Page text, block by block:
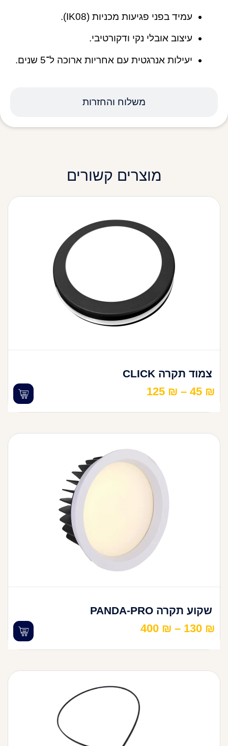
משלוח והחזרות
עמיד בפני פגיעות מכניות (IK08).
עיצוב אובלי נקי ודקורטיבי.
יעילות אנרגטית עם אחריות ארוכה ל־5 שנים.
מוצרים קשורים
צמוד תקרה CLICK
45 ₪
–
125 ₪
שקוע תקרה PANDA-PRO
130 ₪
–
400 ₪